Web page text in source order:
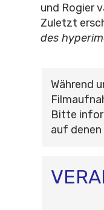
und Rogier
Zuletzt
des
Während
Bitte
auf